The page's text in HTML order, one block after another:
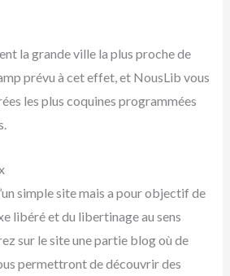
la grande ville la plus proche de
prévu à cet effet, et NousLib vous
les plus coquines programmées
simple site mais a pour objectif de
libéré et du libertinage au sens
sur le site une partie blog où de
permettront de découvrir des